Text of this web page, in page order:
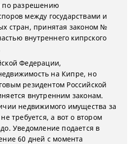
по разрешению
между государствами и
стран, принятая законом №
внутреннего кипрского
Федерации,
на Кипре, но
резидентом Российской
внутренним законам.
недвижимого имущества за
требуется, а вот о втором
Уведомление подается в
60 дней с момента